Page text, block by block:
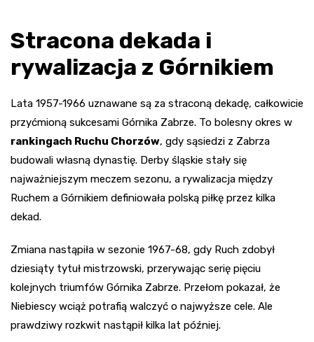
Stracona dekada i
rywalizacja z Górnikiem
Lata 1957-1966 uznawane są za straconą dekadę, całkowicie
przyćmioną sukcesami Górnika Zabrze. To bolesny okres w
rankingach Ruchu Chorzów, gdy sąsiedzi z Zabrza
budowali własną dynastię. Derby śląskie stały się
najważniejszym meczem sezonu, a rywalizacja między
Ruchem a Górnikiem definiowała polską piłkę przez kilka
dekad.
Zmiana nastąpiła w sezonie 1967-68, gdy Ruch zdobył
dziesiąty tytuł mistrzowski, przerywając serię pięciu
kolejnych triumfów Górnika Zabrze. Przełom pokazał, że
Niebiescy wciąż potrafią walczyć o najwyższe cele. Ale
prawdziwy rozkwit nastąpił kilka lat później.